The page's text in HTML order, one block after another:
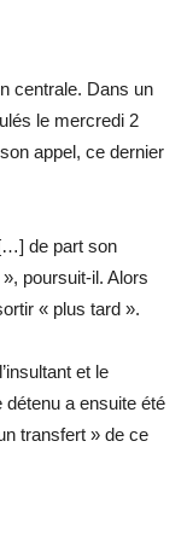
centrale. Dans un
le mercredi 2
appel, ce dernier
de part son
poursuit-il. Alors
« plus tard ».
et le
détenu a ensuite été
transfert » de ce